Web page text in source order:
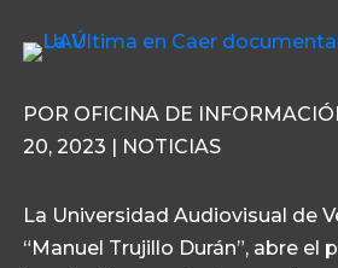
POR OFICINA DE
20, 2023 | NOTICIAS
La Universidad Audiovisual de
“Manuel Trujillo Durán”, abre el